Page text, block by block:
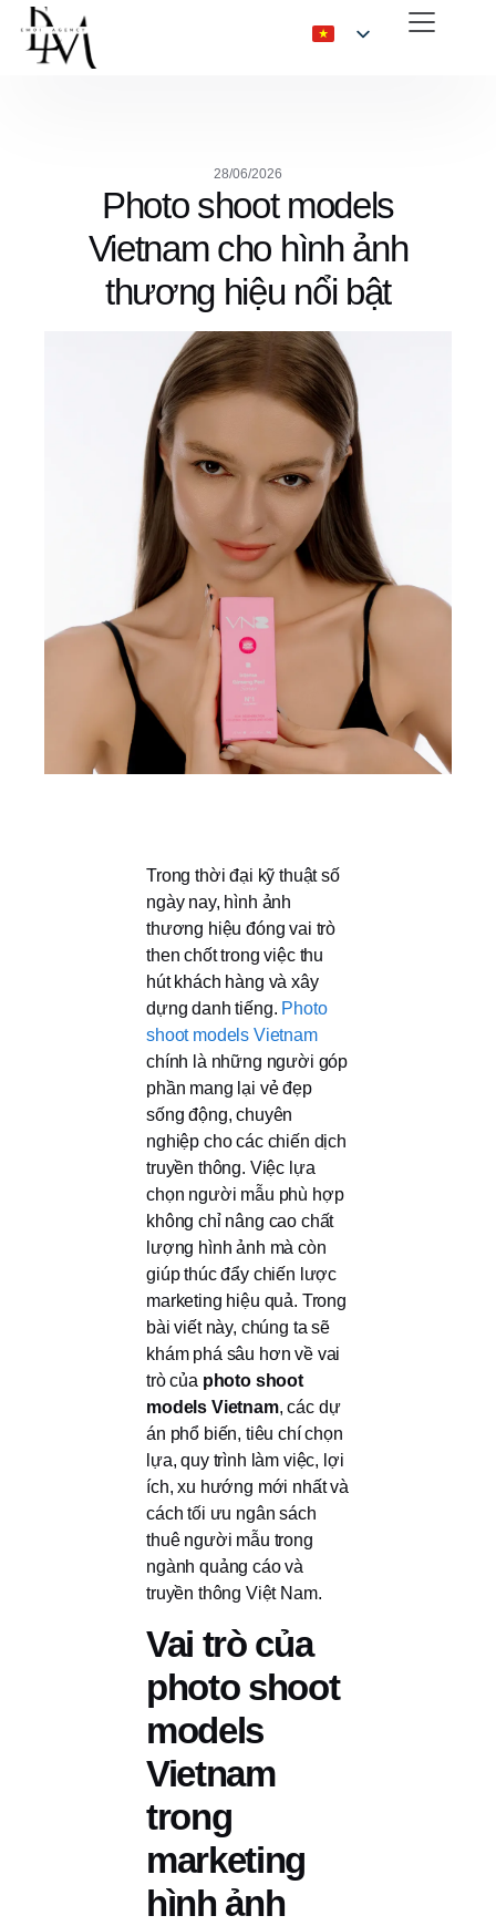
28/06/2026
Photo shoot models
Vietnam cho hình ảnh
thương hiệu nổi bật
Trong thời đại kỹ thuật số
ngày nay, hình ảnh
thương hiệu đóng vai trò
then chốt trong việc thu
hút khách hàng và xây
dựng danh tiếng. Photo
shoot models Vietnam
chính là những người góp
phần mang lại vẻ đẹp
sống động, chuyên
nghiệp cho các chiến dịch
truyền thông. Việc lựa
chọn người mẫu phù hợp
không chỉ nâng cao chất
lượng hình ảnh mà còn
giúp thúc đẩy chiến lược
marketing hiệu quả. Trong
bài viết này, chúng ta sẽ
khám phá sâu hơn về vai
trò của photo shoot
models Vietnam, các dự
án phổ biến, tiêu chí chọn
lựa, quy trình làm việc, lợi
ích, xu hướng mới nhất và
cách tối ưu ngân sách
thuê người mẫu trong
ngành quảng cáo và
truyền thông Việt Nam.
Vai trò của
photo shoot
models
Vietnam
trong
marketing
hình ảnh